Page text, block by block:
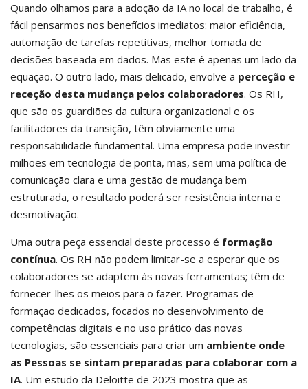
Quando olhamos para a adoção da IA no local de trabalho, é
fácil pensarmos nos benefícios imediatos: maior eficiência,
automação de tarefas repetitivas, melhor tomada de
decisões baseada em dados. Mas este é apenas um lado da
equação. O outro lado, mais delicado, envolve a perceção e
receção desta mudança pelos colaboradores. Os RH,
que são os guardiões da cultura organizacional e os
facilitadores da transição, têm obviamente uma
responsabilidade fundamental. Uma empresa pode investir
milhões em tecnologia de ponta, mas, sem uma política de
comunicação clara e uma gestão de mudança bem
estruturada, o resultado poderá ser resistência interna e
desmotivação.
Uma outra peça essencial deste processo é formação
contínua. Os RH não podem limitar-se a esperar que os
colaboradores se adaptem às novas ferramentas; têm de
fornecer-lhes os meios para o fazer. Programas de
formação dedicados, focados no desenvolvimento de
competências digitais e no uso prático das novas
tecnologias, são essenciais para criar um ambiente onde
as Pessoas se sintam preparadas para colaborar com a
IA. Um estudo da Deloitte de 2023 mostra que as